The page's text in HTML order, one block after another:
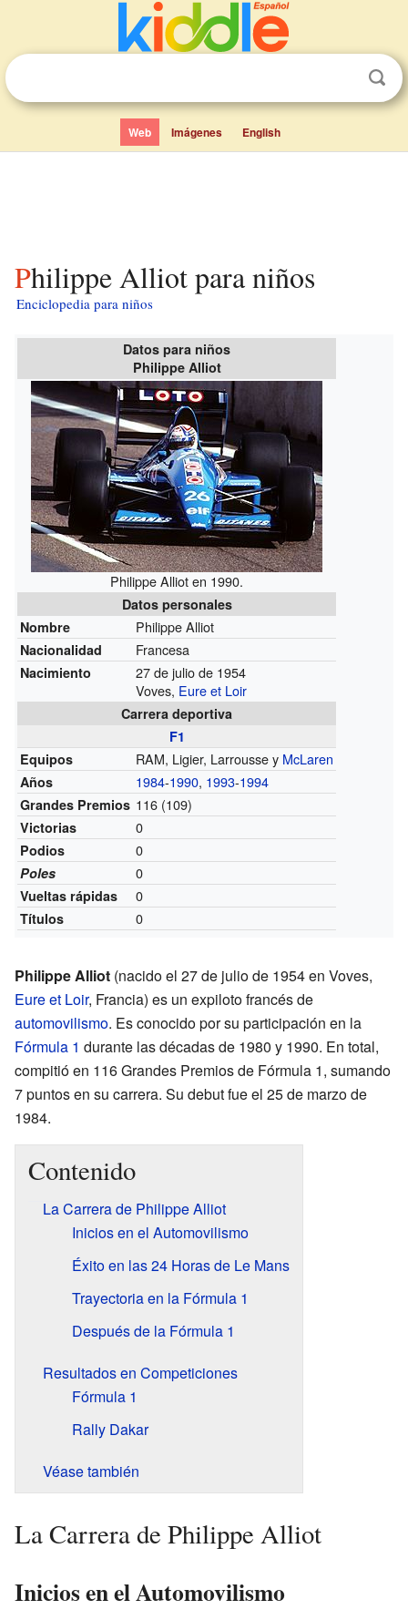
Web Imágenes English
Philippe Alliot para niños
Enciclopedia para niños
Datos para niños
Philippe Alliot
Philippe Alliot en 1990.
Datos personales
Nombre
Philippe Alliot
Nacionalidad Francesa
Nacimiento
27 de julio de 1954
Voves, Eure et Loir
Carrera deportiva
F1
Equipos
RAM, Ligier, Larrousse y McLaren
Años 1984-1990, 1993-1994
Grandes Premios 116 (109)
Victorias 0
Podios 0
Poles 0
Vueltas rápidas 0
Títulos 0
Philippe Alliot (nacido el 27 de julio de 1954 en Voves,
Eure et Loir, Francia) es un expiloto francés de
automovilismo. Es conocido por su participación en la
Fórmula 1 durante las décadas de 1980 y 1990. En total,
compitió en 116 Grandes Premios de Fórmula 1, sumando
7 puntos en su carrera. Su debut fue el 25 de marzo de
1984.
Contenido
La Carrera de Philippe Alliot
Inicios en el Automovilismo
Éxito en las 24 Horas de Le Mans
Trayectoria en la Fórmula 1
Después de la Fórmula 1
Resultados en Competiciones
Fórmula 1
Rally Dakar
Véase también
La Carrera de Philippe Alliot
Inicios en el Automovilismo